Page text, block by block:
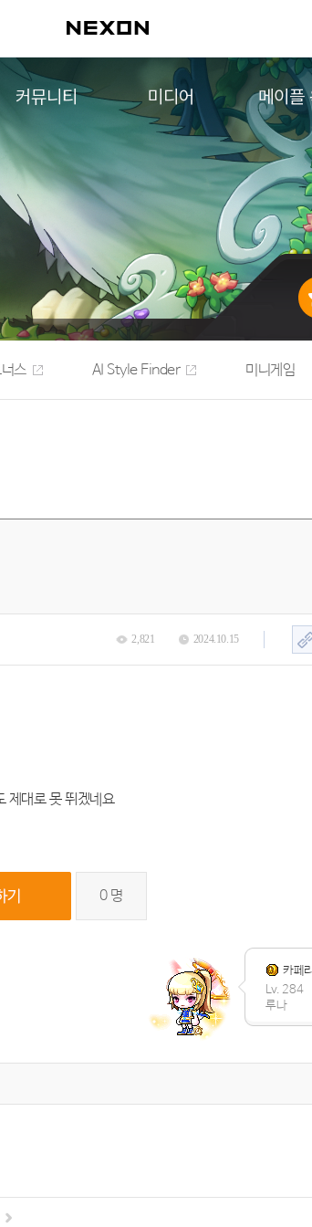
커뮤니티
자유게시판
메이플 아트
메이플 코디
플스토리 파트너스
AI Style Finder
미니게임
커뮤니티 아카이브
미디어 메이플
메이플
스 AI Style Finder 미니게임
2,821 2024.10.15
제대로 못 뛰겠네요
0명
카페
Lv. 284
루나